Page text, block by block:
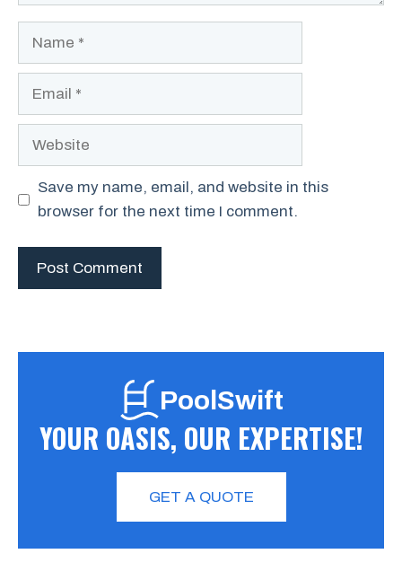
Website
Save my name, email, and website in this
browser for the next time I comment.
PoolSwift
YOUR OASIS, OUR EXPERTISE!
GET A QUOTE